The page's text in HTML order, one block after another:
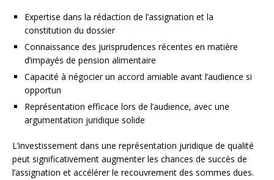
Expertise dans la rédaction de l’assignation et la
constitution du dossier
Connaissance des jurisprudences récentes en matière
d’impayés de pension alimentaire
Capacité à négocier un accord amiable avant l’audience si
opportun
Représentation efficace lors de l’audience, avec une
argumentation juridique solide
L’investissement dans une représentation juridique de qualité
peut significativement augmenter les chances de succès de
l’assignation et accélérer le recouvrement des sommes dues.